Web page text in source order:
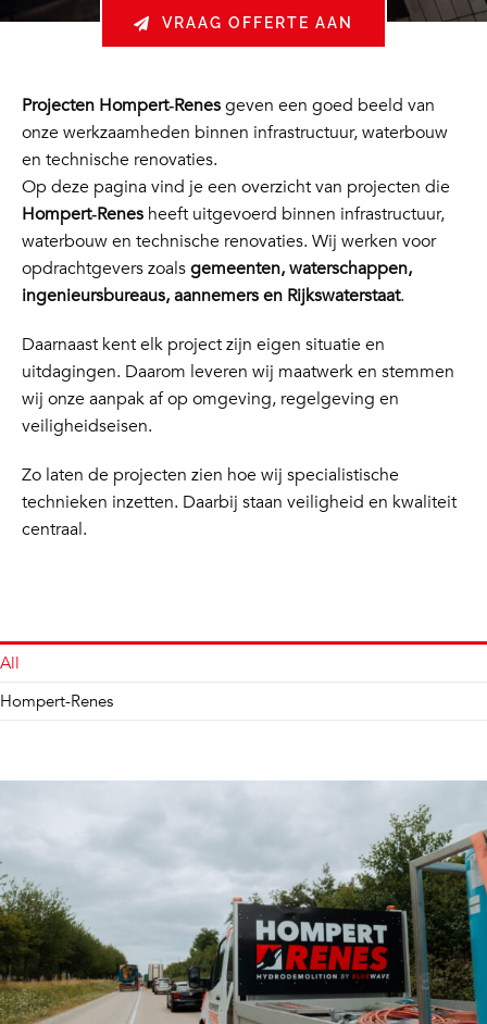
VRAAG OFFERTE AAN
Projecten Hompert‑Renesgeven een goed beeld van
onze werkzaamheden binnen infrastructuur, waterbouw
en technische renovaties.
Op deze pagina vind je een overzicht van projecten die
Hompert‑Renesheeft uitgevoerd binnen infrastructuur,
waterbouw en technische renovaties. Wij werken voor
opdrachtgevers zoalsgemeenten, waterschappen,
ingenieursbureaus, aannemers en Rijkswaterstaat.
Daarnaast kent elk project zijn eigen situatie en
uitdagingen. Daarom leveren wij maatwerk en stemmen
wij onze aanpak af op omgeving, regelgeving en
veiligheidseisen.
Zo laten de projecten zien hoe wij specialistische
technieken inzetten. Daarbij staan veiligheid en kwaliteit
centraal.
All
Hompert-Renes